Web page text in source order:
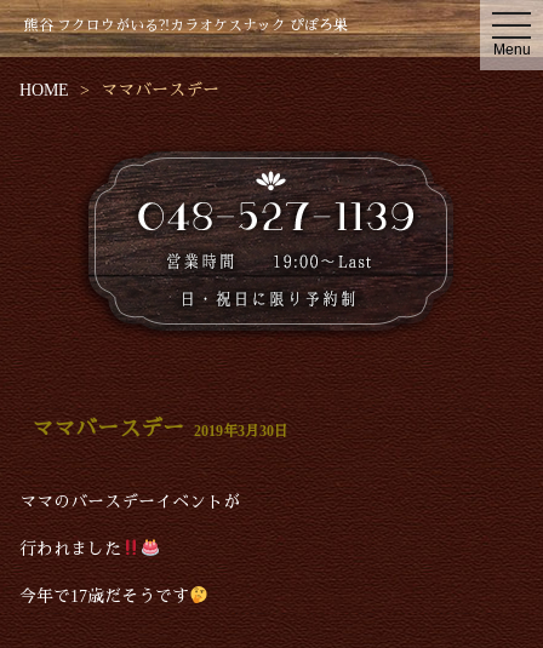
熊谷 フクロウがいる?!カラオケスナック ぴぽろ巣
t
o
g
g
e
g
t
o
n
Menu
HOME ママバースデー
ママバースデー 2019年3月30日
ママのバースデーイベントが
行われました
今年で17歳だそうです